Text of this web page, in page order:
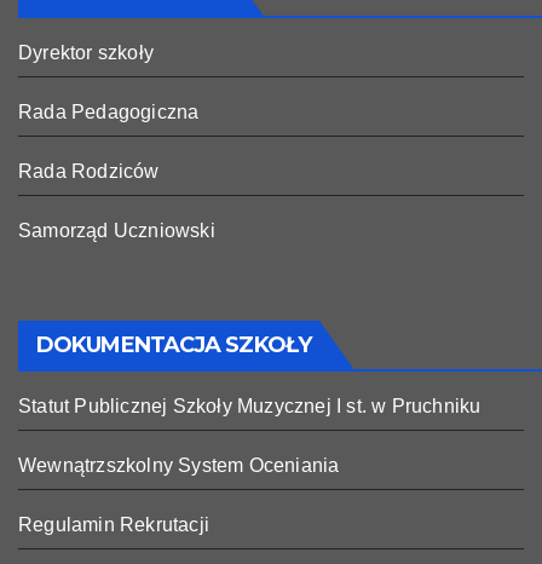
Dyrektor szkoły
Rada Pedagogiczna
Rada Rodziców
Samorząd Uczniowski
DOKUMENTACJA SZKOŁY
Statut Publicznej Szkoły Muzycznej I st. w Pruchniku
Wewnątrzszkolny System Oceniania
Regulamin Rekrutacji